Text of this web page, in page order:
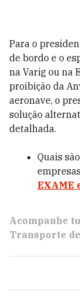
Para o
de bordo e o
na Varig ou na
proibição da
aeronave, o
solução
detalhada.
Quais
EXAME
Acompanhe
Transporte